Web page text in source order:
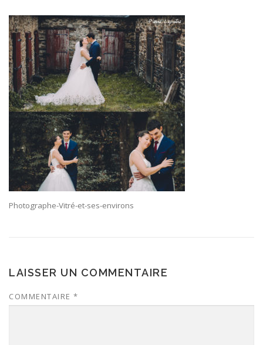
Photographe-Vitré-et-ses-environs
LAISSER UN COMMENTAIRE
COMMENTAIRE *